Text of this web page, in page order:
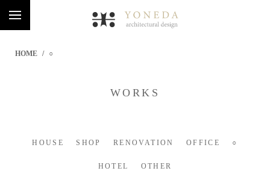
HOME ○
WORKS
HOUSE SHOP RENOVATION OFFICE ○
HOTEL OTHER